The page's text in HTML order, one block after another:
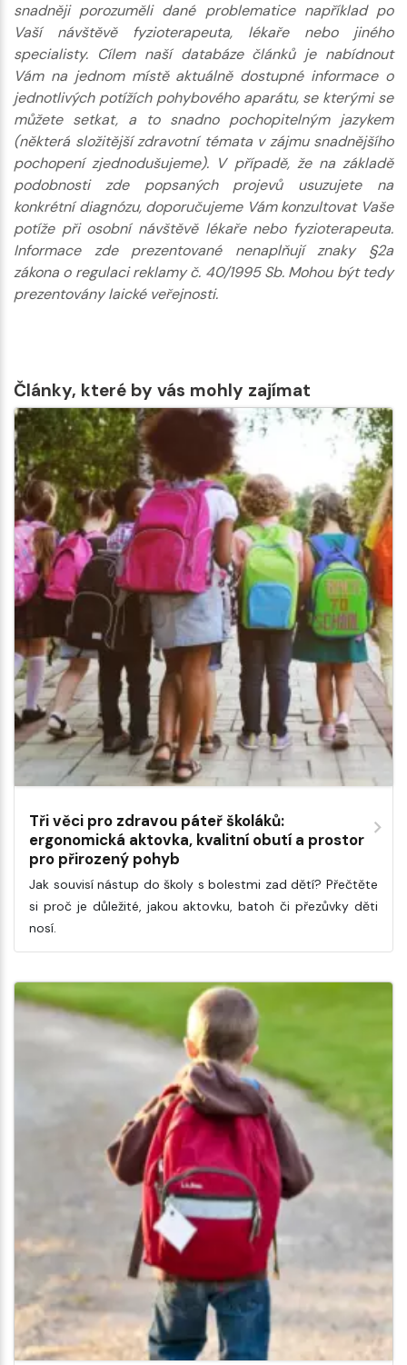
snadněji porozuměli dané problematice například po
Vaší návštěvě fyzioterapeuta, lékaře nebo jiného
specialisty. Cílem naší databáze článků je nabídnout
Vám na jednom místě aktuálně dostupné informace o
jednotlivých potížích pohybového aparátu, se kterými se
můžete setkat, a to snadno pochopitelným jazykem
(některá složitější zdravotní témata v zájmu snadnějšího
pochopení zjednodušujeme). V případě, že na základě
podobnosti zde popsaných projevů usuzujete na
konkrétní diagnózu, doporučujeme Vám konzultovat Vaše
potíže při osobní návštěvě lékaře nebo fyzioterapeuta.
Informace zde prezentované nenaplňují znaky §2a
zákona o regulaci reklamy č. 40/1995 Sb. Mohou být tedy
prezentovány laické veřejnosti.
Články, které by vás mohly zajímat
Tři věci pro zdravou páteř školáků:
ergonomická aktovka, kvalitní obutí a prostor
pro přirozený pohyb
Jak souvisí nástup do školy s bolestmi zad dětí? Přečtěte
si proč je důležité, jakou aktovku, batoh či přezůvky děti
nosí.